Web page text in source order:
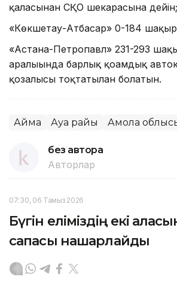
қаласынан СҚО шекарасына дейін;
«Көкшетау-Атбасар» 0-184
«Астана-Петропавл» 231-293
аралығында барлық қоғамдық
қозғалысы тоқтатылған болатын.
Аймақ Ауа райы Ақмола
без автора
Авторлар
07:30, 06 Тамыз 2026
Бүгін еліміздің екі
сапасы нашарлайды